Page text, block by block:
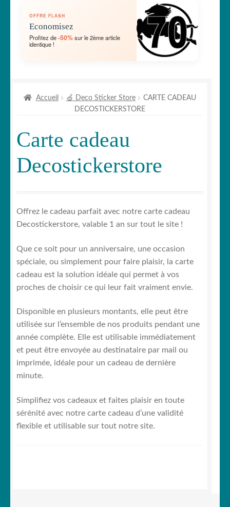
LE
MENU
ENFANT
OUVRIR
LE
ENFANT
LE
🐣 Décoration chambre Enfants
Générateur de sticker
☕ Mugs
Fait au Japon 🇯🇵
Votre espace
LE
ENFANT
👤 Mon compte
Conditions générales de vente
une décoration unique
🔥 notre programme de fidélité
OFFRE FLASH
Economisez
Profitez de-50%sur le 2ème article
identique !
Accueil 🍏 Deco Sticker Store
CARTE CADEAU
DECOSTICKERSTORE
Carte cadeau
Decostickerstore
Offrez le cadeau parfait avec notre carte cadeau
Decostickerstore, valable 1 an sur tout le site !
Que ce soit pour un anniversaire, une occasion
spéciale, ou simplement pour faire plaisir, la carte
cadeau est la solution idéale qui permet à vos
proches de choisir ce qui leur fait vraiment envie.
Disponible en plusieurs montants, elle peut être
utilisée sur l’ensemble de nos produits pendant une
année complète. Elle est utilisable immédiatement
et peut être envoyée au destinataire par mail ou
imprimée, idéale pour un cadeau de dernière
minute.
Simplifiez vos cadeaux et faites plaisir en toute
sérénité avec notre carte cadeau d’une validité
flexible et utilisable sur tout notre site.